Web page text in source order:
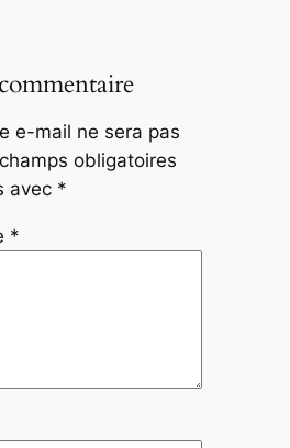
e-mail ne sera pas
obligatoires
avec *
*